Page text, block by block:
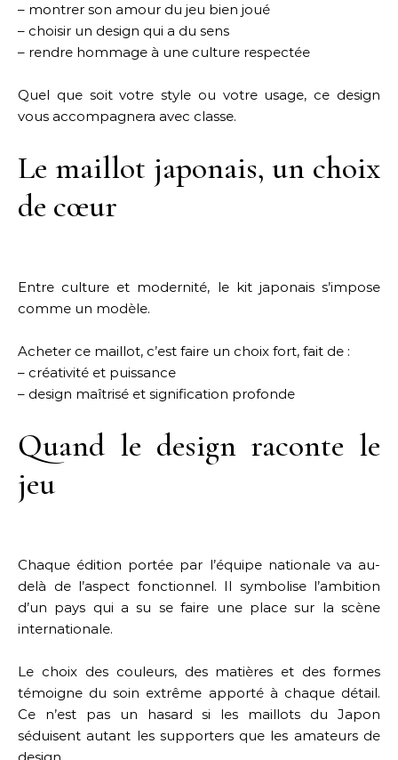
– montrer son amour du jeu bien joué
– choisir un design qui a du sens
– rendre hommage à une culture respectée
Quel que soit votre style ou votre usage, ce design
vous accompagnera avec classe.
Le maillot japonais, un choix
de cœur
Entre culture et modernité, le kit japonais s’impose
comme un modèle.
Acheter ce maillot, c’est faire un choix fort, fait de :
– créativité et puissance
– design maîtrisé et signification profonde
Quand le design raconte le
jeu
Chaque édition portée par l’équipe nationale va au-
delà de l’aspect fonctionnel. Il symbolise l’ambition
d’un pays qui a su se faire une place sur la scène
internationale.
Le choix des couleurs, des matières et des formes
témoigne du soin extrême apporté à chaque détail.
Ce n’est pas un hasard si les maillots du Japon
séduisent autant les supporters que les amateurs de